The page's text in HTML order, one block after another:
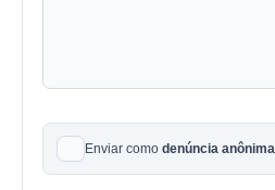
Enviar como denúncia anônima